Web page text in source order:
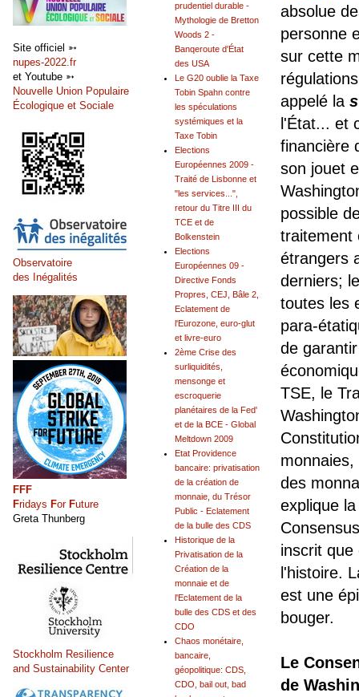
absolue
personne
sur cette
appelé la
l'État... et
financière
son jouet
possible
traitement
étrangers
derniers;
toutes les
para-
de
TSE, le
des
explique
inscrit
l'histoire.
est une
bouger.
Le
de
prudentiel durable -
Mythologie de Bretton
Woods 2 -
Banqeroute d'État
des USA
Le G20 oublie la Taxe
Tobin Spahn contre
les spéculations
systémiques et la
Taxe Tobin
Elections
Européennes 2009 -
Traité de Lisbonne et
"les services...",
retour du Titre III du
TCE et de
Bolkenstein
Elections
Européennes 09 -
Directive Fonds
Propres, CEJ, Bâle 2,
Eclatement de
l'Eurozone, euro-glut
et livre-euro
2ème Crise des
surliquidités,
mensonge et
escroquerie
planétaires de la Fed'
et de la BCE - Global
Meltdown 2009
Etat Providence
bancaire: privatisation
de la création de
monnaie, du Trésor
Public - Eclatement
de la bulle des CDS
Historique de la
Privatisation de la
Création de la
monnaie et de
l'Eclatement de la
bulle des CDS et des
CDO
Chaos monétaire,
bancaire,
géopolitique: CDS,
CDO, bail out, bad
Site officiel ➳
nupes-2022.fr
et Youtube ➳
Nouvelle Union Populaire
Écologique et Sociale
Observatoire
des Inégalités
FFF
Fridays For Future
Greta Thunberg
Stockholm Resilience
and Sustainability Center